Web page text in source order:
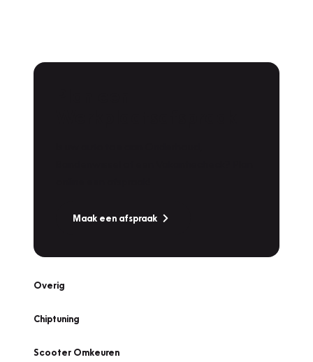
Maak een afspraak
Overig
Chiptuning
Scooter Omkeuren